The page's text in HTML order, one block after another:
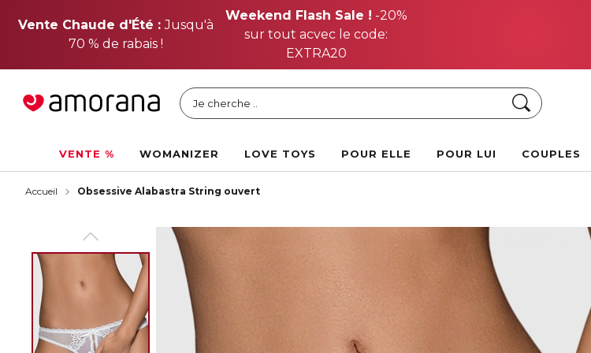
Vente Chaude d'Été :Jusqu'à
70 % de rabais !
Weekend Flash Sale ! -20%
sur tout acvec le code:
EXTRA20
Je cherche .. Chercher
VENTE % WOMANIZER LOVE TOYS POUR ELLE POUR LUI COUPLES
Accueil Obsessive Alabastra String ouvert